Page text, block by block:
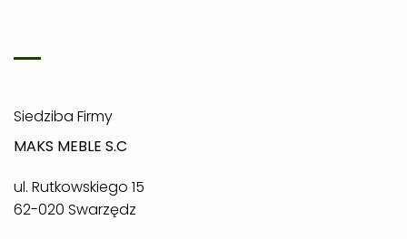
Siedziba Firmy
MAKS MEBLE S.C
ul. Rutkowskiego 15
62-020 Swarzędz